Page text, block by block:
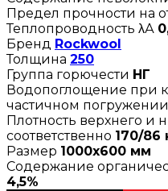
Предел прочности на
Теплопроводность λА
Бренд Rockwool
Толщина 250
Группа горючести НГ
Водопоглощение при
частичном погружении
Плотность верхнего и
соответственно 170/86
Размер 1000х600 мм
Содержание
4,5%